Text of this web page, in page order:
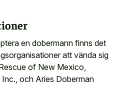
en dobermann finns det
att vända sig
of New Mexico,
och Aries Doberman